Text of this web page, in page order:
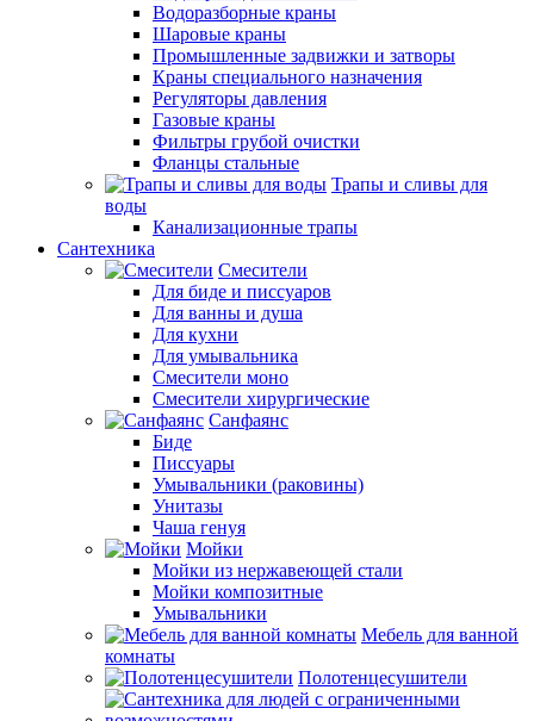
Водоразборные краны
Шаровые краны
Промышленные задвижки и затворы
Краны специального назначения
Регуляторы давления
Газовые краны
Фильтры грубой очистки
Фланцы стальные
Трапы и сливы для
воды
Канализационные трапы
Сантехника
Смесители
Для биде и писсуаров
Для ванны и душа
Для кухни
Для умывальника
Смесители моно
Смесители хирургические
Санфаянс
Биде
Писсуары
Умывальники (раковины)
Унитазы
Чаша генуя
Мойки
Мойки из нержавеющей стали
Мойки композитные
Умывальники
Мебель для ванной
комнаты
Полотенцесушители